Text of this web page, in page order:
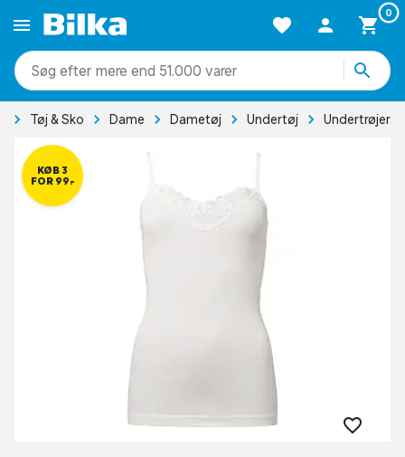
0
mere end 51.000 varer
Tøj & Sko Dame Dametøj Undertøj Undertrøjer
KØB 3
FOR 99,-